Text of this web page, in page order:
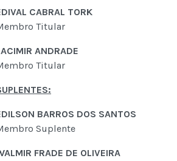
CABRAL TORK
Titular
ANDRADE
Titular
BARROS DOS SANTOS
Suplente
FRADE DE OLIVEIRA